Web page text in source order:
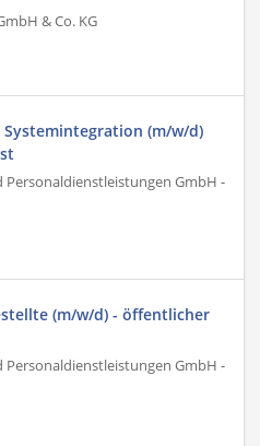
& Co. KG
(m/w/d)
Personaldienstleistungen GmbH -
(m/w/d) - öffentlicher
Personaldienstleistungen GmbH -